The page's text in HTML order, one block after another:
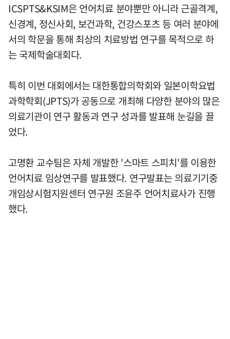
ICSPTS&KSIM은 언어치료 분야뿐만 아니라 근골격계,
신경계, 정신사회, 보건과학, 건강스포츠 등 여러 분야에
서의 학문을 통해 최상의 치료방법 연구를 목적으로 하
는 국제학술대회다.
특히 이번 대회에서는 대한통합의학회와 일본이학요법
과학학회(JPTS)가 공동으로 개최해 다양한 분야의 많은
의료기관이 연구 활동과 연구 성과를 발표해 눈길을 끌
었다.
고명환 교수팀은 자체 개발한 '스마트 스피치'를 이용한
언어치료 임상연구를 발표했다. 연구발표는 의료기기중
개임상시험지원센터 연구원 조윤주 언어치료사가 진행
했다.